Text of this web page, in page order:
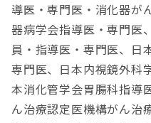
導医・専門医・消化器が
器病学会指導医・専門医
員・指導医・専門医、日
専門医、日本内視鏡外科
本消化管学会胃腸科指導
ん治療認定医機構がん治